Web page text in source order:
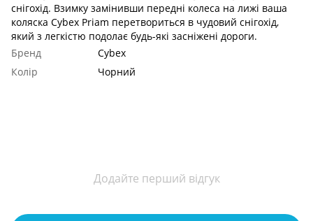
снігохід. Взимку замінивши передні колеса на лижі ваша
коляска Cybex Priam перетвориться в чудовий снігохід,
який з легкістю подолає будь-які засніжені дороги.
Бренд
Cybex
Колір
Чорний
Додайте перший відгук